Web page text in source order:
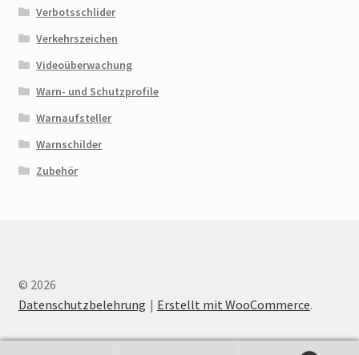
Verbotsschlider
Verkehrszeichen
Videoüberwachung
Warn- und Schutzprofile
Warnaufsteller
Warnschilder
Zubehör
© 2026
Datenschutzbelehrung
Erstellt mit WooCommerce.